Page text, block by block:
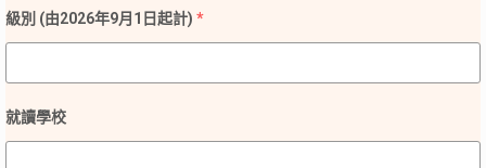
級別 (由2026年9月1日起計) *
就讀學校